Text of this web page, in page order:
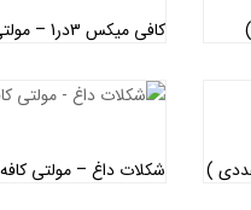
کافی میکس 3در1 – مولتی کافه ( کارتن 4 عددی )
شکلات داغ – مولتی کافه (